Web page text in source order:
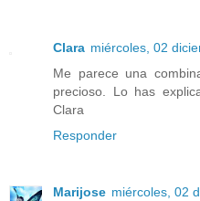
Clara miércoles, 02
Me parece una
precioso. Lo has
Clara
Responder
Marijose miércoles, 02